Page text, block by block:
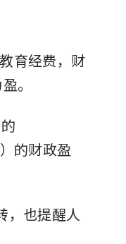
育经费，财
。
的财政盈
，也提醒人